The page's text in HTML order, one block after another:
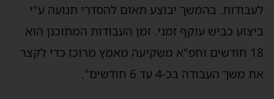
בהמשך יבוצע תאום להסדרי תנועה ע"י
כביש עוקף זמני. זמן העבודות המתוכנן הוא
18 חודשים וחפ"א משקיעה מאמץ מרוכז כדי לקצר
משך העבודה בכ-4 עד 6 חודשים".